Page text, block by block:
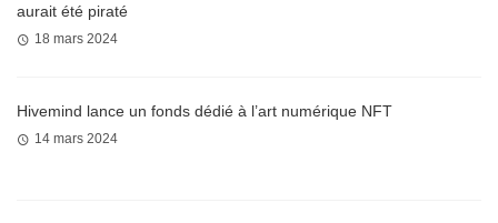
aurait été piraté
18 mars 2024
Hivemind lance un fonds dédié à l’art numérique NFT
14 mars 2024